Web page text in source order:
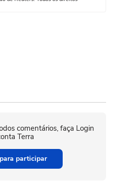
comentários, faça Login
Terra
participar